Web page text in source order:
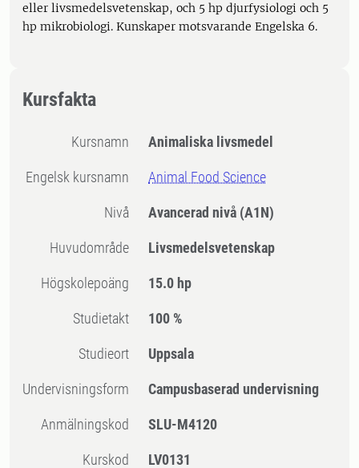
eller livsmedelsvetenskap, och 5 hp djurfysiologi och 5
hp mikrobiologi. Kunskaper motsvarande Engelska 6.
Kursfakta
Kursnamn Animaliska livsmedel
Engelsk kursnamn Animal Food Science
Nivå Avancerad nivå (A1N)
Huvudområde Livsmedelsvetenskap
högskolepoäng 15.0 hp
Studietakt 100 %
Studieort Uppsala
Undervisningsform Campusbaserad undervisning
Anmälningskod SLU-M4120
Kurskod LV0131